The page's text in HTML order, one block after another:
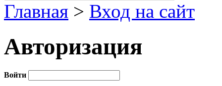
Главная > Вход на сайт
Авторизация
Войти